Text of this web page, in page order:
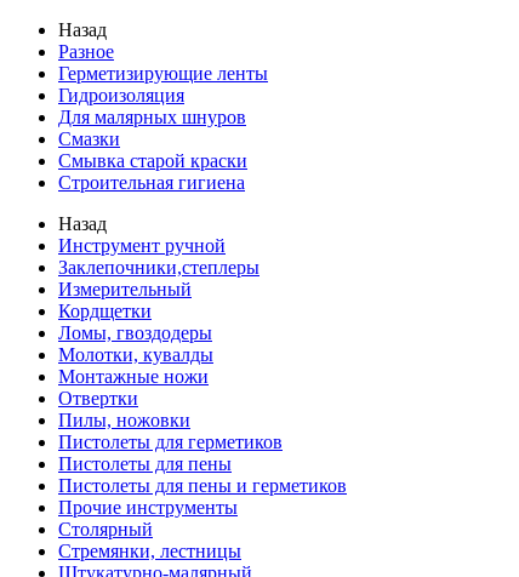
Назад
Разное
Герметизирующие ленты
Гидроизоляция
Для малярных шнуров
Смазки
Смывка старой краски
Строительная гигиена
Назад
Инструмент ручной
Заклепочники,степлеры
Измерительный
Кордщетки
Ломы, гвоздодеры
Молотки, кувалды
Монтажные ножи
Отвертки
Пилы, ножовки
Пистолеты для герметиков
Пистолеты для пены
Пистолеты для пены и герметиков
Прочие инструменты
Столярный
Стремянки, лестницы
Штукатурно-малярный